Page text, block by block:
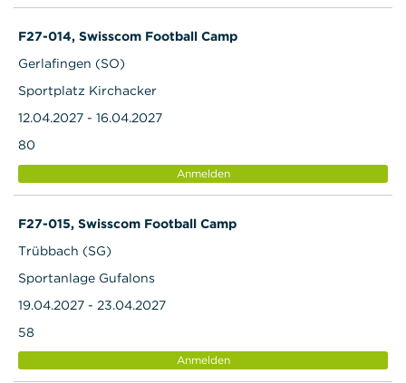
F27-014, Swisscom Football Camp
Gerlafingen (SO)
Sportplatz Kirchacker
12.04.2027 - 16.04.2027
80
Anmelden
F27-015, Swisscom Football Camp
Trübbach (SG)
Sportanlage Gufalons
19.04.2027 - 23.04.2027
58
Anmelden